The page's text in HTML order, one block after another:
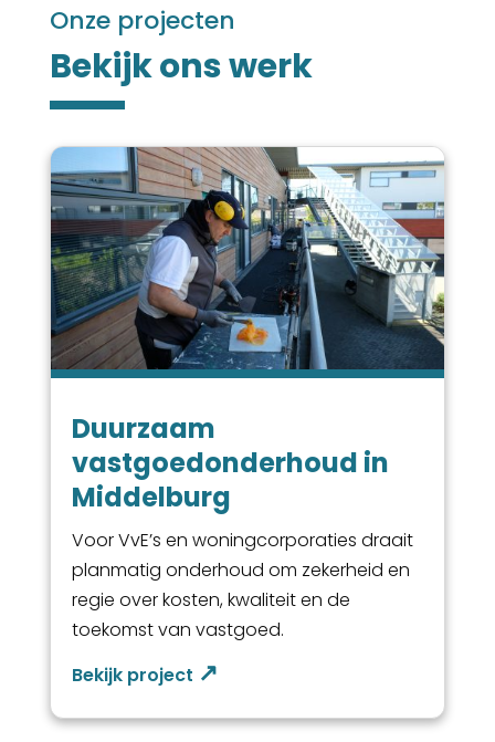
Onze projecten
Bekijk ons werk
Duurzaam
vastgoedonderhoud in
Middelburg
Voor VvE’s en woningcorporaties draait
planmatig onderhoud om zekerheid en
regie over kosten, kwaliteit en de
toekomst van vastgoed.